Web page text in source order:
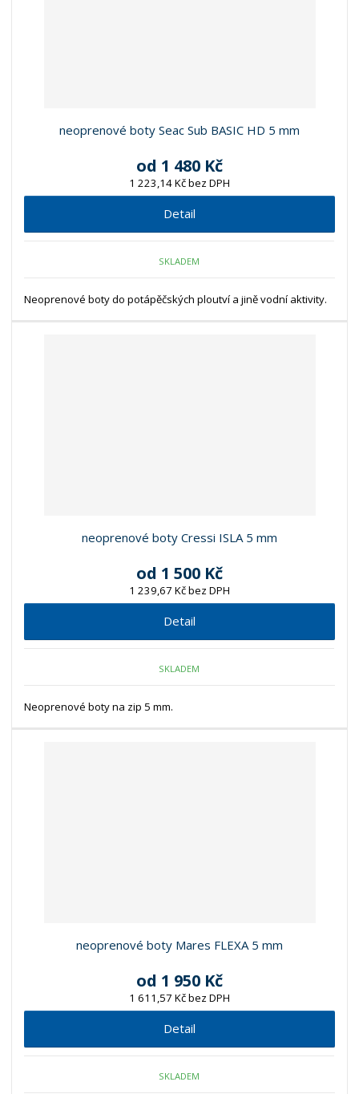
neoprenové boty Seac Sub BASIC HD 5 mm
od 1 480 Kč
1 223,14 Kč bez DPH
Detail
SKLADEM
Neoprenové boty do potápěčských ploutví a jině vodní aktivity.
neoprenové boty Cressi ISLA 5 mm
od 1 500 Kč
1 239,67 Kč bez DPH
Detail
SKLADEM
Neoprenové boty na zip 5 mm.
neoprenové boty Mares FLEXA 5 mm
od 1 950 Kč
1 611,57 Kč bez DPH
Detail
SKLADEM